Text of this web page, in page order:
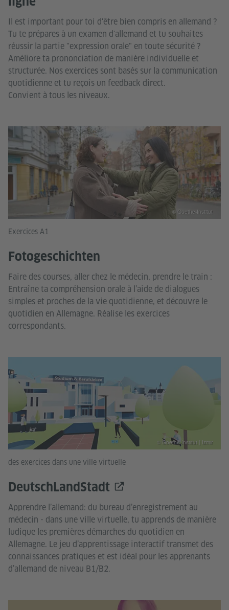
Il est important pour toi d'être bien compris en allemand ?
Tu te prépares à un examen d'allemand et tu souhaites
réussir la partie "expression orale" en toute sécurité ?
Améliore ta prononciation de manière individuelle et
structurée. Nos exercices sont basés sur la communication
quotidienne et tu reçois un feedback direct.
Convient à tous les niveaux.
Exercices A1
Fotogeschichten
Faire des courses, aller chez le médecin, prendre le train :
Entraîne ta compréhension orale à l’aide de dialogues
simples et proches de la vie quotidienne, et découvre le
quotidien en Allemagne. Réalise les exercices
correspondants.
© Goethe-Institut
des exercices dans une ville virtuelle
DeutschLandStadt
Apprendre l’allemand: du bureau d’enregistrement au
médecin - dans une ville virtuelle, tu apprends de manière
ludique les premières démarches du quotidien en
Allemagne. Le jeu d’apprentissage interactif transmet des
connaissances pratiques et est idéal pour les apprenants
d’allemand de niveau B1/B2.
© Goethe-Institut | Izmir